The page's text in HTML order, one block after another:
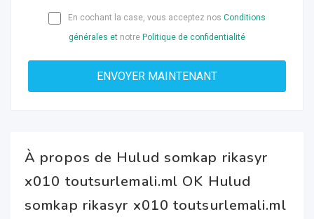
En cochant la case, vous acceptez nos Conditions
générales et notre Politique de confidentialité
À propos de Hulud somkap rikasyr
x010 toutsurlemali.ml OK Hulud
somkap rikasyr x010 toutsurlemali.ml